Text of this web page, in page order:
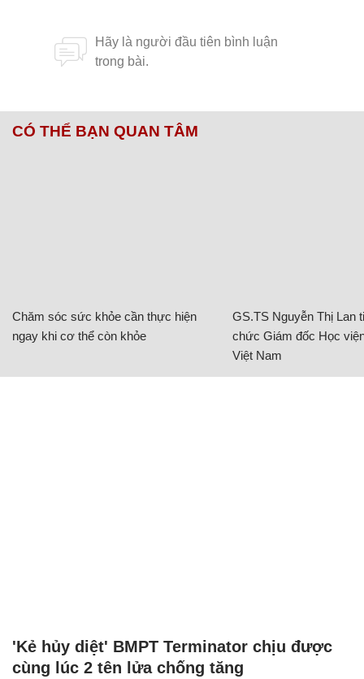
CÓ THỂ BẠN QUAN TÂM
Chăm sóc sức khỏe cần thực hiện
ngay khi cơ thể còn khỏe
GS.TS Nguyễn Thị Lan
chức Giám đốc Học
Việt Nam
'Kẻ hủy diệt' BMPT Terminator chịu được
cùng lúc 2 tên lửa chống tăng